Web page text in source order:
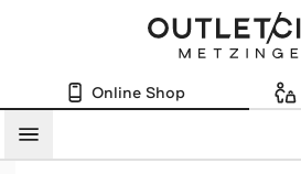
Online Shop
Menü